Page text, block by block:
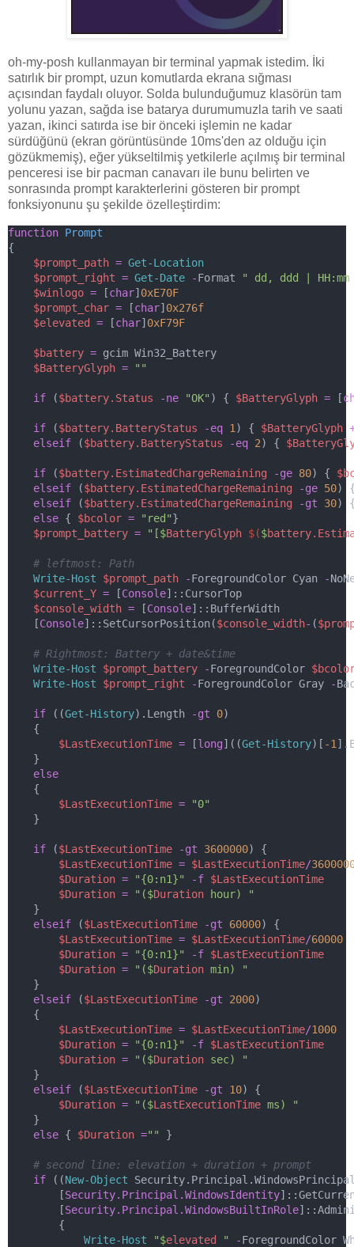
oh-my-posh kullanmayan bir terminal yapmak istedim. İki
satırlık bir prompt, uzun komutlarda ekrana sığması
açısından faydalı oluyor. Solda bulunduğumuz klasörün tam
yolunu yazan, sağda ise batarya durumumuzla tarih ve saati
yazan, ikinci satırda ise bir önceki işlemin ne kadar
sürdüğünü (ekran görüntüsünde 10ms'den az olduğu için
gözükmemiş), eğer yükseltilmiş yetkilerle açılmış bir terminal
penceresi ise bir pacman canavarı ile bunu belirten ve
sonrasında prompt karakterlerini gösteren bir prompt
fonksiyonunu şu şekilde özelleştirdim:
function Prompt
{
$prompt_path = Get-Location
$prompt_right = Get-Date -Format
" dd, ddd |
$winlogo = [char] 0xE70F
$prompt_char = [char] 0x276f
$elevated
= [char] 0xF79F
$battery = gcim Win32_Battery
$BatteryGlyph = ""
if ($battery.Status -ne "OK" ) { $BatteryGlyph = [
if ($battery.BatteryStatus -eq 1) { $BatteryGlyph
elseif ($battery.BatteryStatus -eq 2) {
if ($battery.EstimatedChargeRemaining -ge 80) {
elseif ($battery.EstimatedChargeRemaining -ge 50)
elseif ($battery.EstimatedChargeRemaining -gt 30)
else { $bcolor = "red"}
$prompt_battery = "[$BatteryGlyph $($
# leftmost: Path
Write-Host
$prompt_path -ForegroundColor Cyan -
$current_Y = [Console]::CursorTop
$console_width = [Console]::BufferWidth
[Console]::SetCursorPosition($console_width- (
# Rightmost: Battery + date&time
Write-Host
$prompt_battery -ForegroundColor
Write-Host
$prompt_right -ForegroundColor Gray -
if ((Get-History).Length -gt 0)
{
$LastExecutionTime = [long]((Get-History)[ -1
}
else
{
$LastExecutionTime =
"0"
}
if ($LastExecutionTime -gt 3600000) {
$LastExecutionTime = $LastExecutionTime/
$Duration = "{0:n1}" -f $LastExecutionTime
$Duration = "($Duration hour) "
}
elseif ($LastExecutionTime -gt 60000) {
$LastExecutionTime = $LastExecutionTime/60000
$Duration = "{0:n1}" -f $LastExecutionTime
$Duration = "($Duration min) "
}
elseif ($LastExecutionTime -gt 2000)
{
$LastExecutionTime = $LastExecutionTime/1000
$Duration = "{0:n1}" -f $LastExecutionTime
$Duration = "($Duration sec) "
}
elseif ($LastExecutionTime -gt 10) {
$Duration = "($LastExecutionTime ms) "
}
else { $Duration ="" }
# second line: elevation + duration + prompt
if ((New-Object
[Security.Principal.WindowsIdentity
[Security.Principal.WindowsBuiltInRole
{
Write-Host
"$elevated " -ForegroundColor